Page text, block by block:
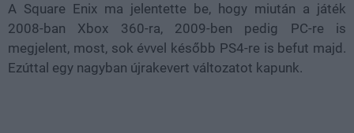
A Square Enix ma jelentette be, hogy miután a játék
2008-ban Xbox 360-ra, 2009-ben pedig PC-re is
megjelent, most, sok évvel később PS4-re is befut majd.
Ezúttal egy nagyban újrakevert változatot kapunk.